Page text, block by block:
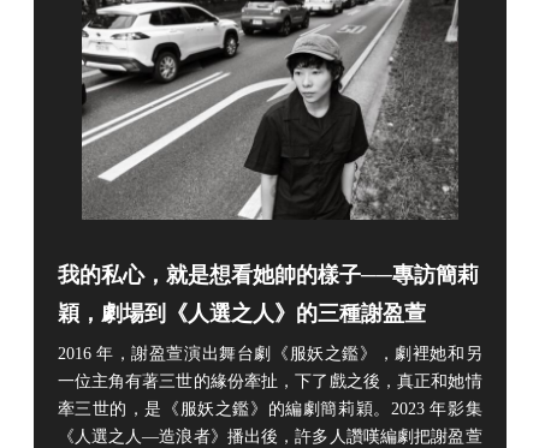
我的私心，就是想看她帥的樣子──專訪簡莉
穎，劇場到《人選之人》的三種謝盈萱
2016 年，謝盈萱演出舞台劇《服妖之鑑》，劇裡她和另
一位主角有著三世的緣份牽扯，下了戲之後，真正和她情
牽三世的，是《服妖之鑑》的編劇簡莉穎。2023 年影集
《人選之人—造浪者》播出後，許多人讚嘆編劇把謝盈萱